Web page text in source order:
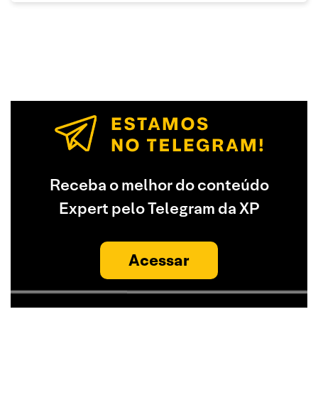
Receba o melhor do conteúdo
Expert pelo Telegram da XP
Acessar